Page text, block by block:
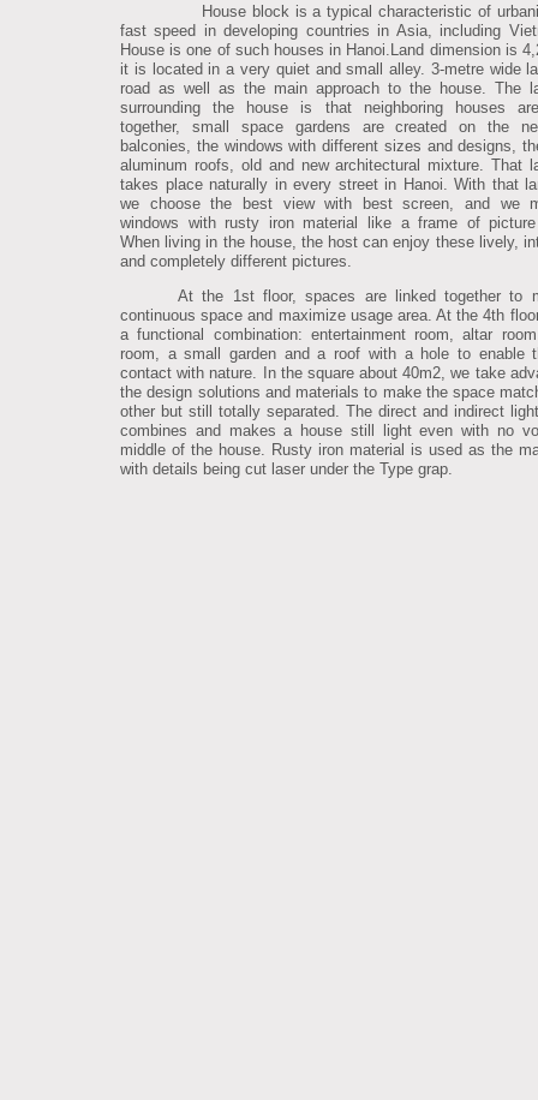
House block is a typical characteristic of
fast speed in developing countries in Asia, including
House is one of such houses in Hanoi.Land dimension is
it is located in a very quiet and small alley. 3-metre wide
road as well as the main approach to the house. The
surrounding the house is that neighboring houses
together, small space gardens are created on the
balconies, the windows with different sizes and designs,
aluminum roofs, old and new architectural mixture. That
takes place naturally in every street in Hanoi. With that
we choose the best view with best screen, and we
windows with rusty iron material like a frame of
When living in the house, the host can enjoy these lively,
and completely different pictures.
At the 1st floor, spaces are linked together to
continuous space and maximize usage area. At the 4th
a functional combination: entertainment room, altar
room, a small garden and a roof with a hole to enable
contact with nature. In the square about 40m2, we take
the design solutions and materials to make the space
other but still totally separated. The direct and indirect
combines and makes a house still light even with no
middle of the house. Rusty iron material is used as the
with details being cut laser under the Type grap.